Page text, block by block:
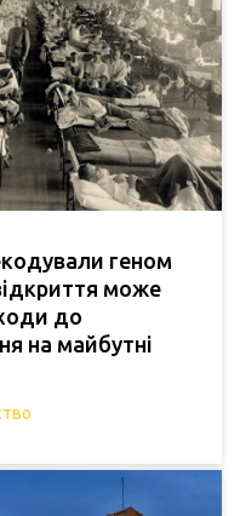
геном
може
до
на майбутні